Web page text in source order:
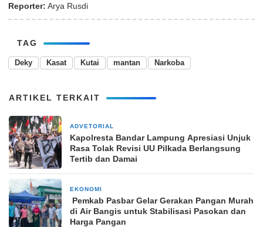
Reporter: Arya Rusdi
TAG
Deky Kasat Kutai mantan Narkoba
ARTIKEL TERKAIT
ADVETORIAL
Kapolresta Bandar Lampung Apresiasi Unjuk
Rasa Tolak Revisi UU Pilkada Berlangsung
Tertib dan Damai
EKONOMI
Pemkab Pasbar Gelar Gerakan Pangan Murah
di Air Bangis untuk Stabilisasi Pasokan dan
Harga Pangan